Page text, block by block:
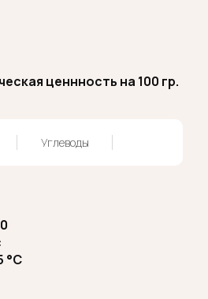
ценнность на 100 гр.
Углеводы
°C